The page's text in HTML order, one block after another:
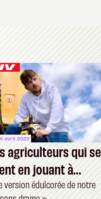
avril 2023
agriculteurs qui se
en jouant à
Simulator
version édulcorée de notre